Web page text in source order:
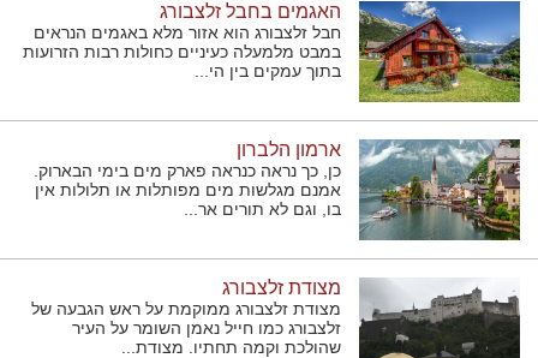
האגמים בחבל זלצבורג
חבל זלצבורג הוא אזור מלא באגמים הנראים
במבט מלמעלה כעיניים כחולות רבות הזרועות
בתוך עמקים בין הי...
ארמון הלברון
כן, כך נראה כנראה פארק מים בימי הבארוק.
אמנם מגלשות מים מפותלות או תלולות אין
בו, וגם לא תורים אר...
מצודת זלצבורג
מצודת זלצבורג ממוקמת על ראש הגבעה של
זלצבורג כמו חייל נאמן השומר על העיר
שהולכת וקמה תחתיו. מצודת...